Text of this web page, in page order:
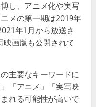
し、アニメ化や実写
メの第一期は2019年
年1月から放送さ
画版も公開されて
主要なキーワードに
「アニメ」「実写映
れる可能性が高いで